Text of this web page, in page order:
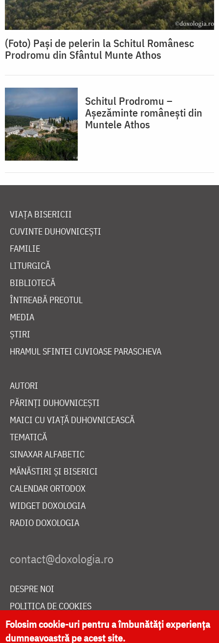
(Foto) Pași de pelerin la Schitul Românesc
Prodromu din Sfântul Munte Athos
Schitul Prodromu –
Așezăminte românești din
Muntele Athos
VIAȚA BISERICII
CUVINTE DUHOVNICEȘTI
FAMILIE
LITURGICĂ
BIBLIOTECĂ
ÎNTREABĂ PREOTUL
MEDIA
ȘTIRI
HRAMUL SFINTEI CUVIOASE PARASCHEVA
AUTORI
PĂRINȚI DUHOVNICEȘTI
MAICI CU VIAȚĂ DUHOVNICEASCĂ
TEMATICĂ
SINAXAR ALFABETIC
MĂNĂSTIRI ȘI BISERICI
CALENDAR ORTODOX
WIDGET DOXOLOGIA
RADIO DOXOLOGIA
DESPRE NOI
POLITICA DE COOKIES
DONEAZĂ ONLINE PENTRU CATEDRALA NAȚIONALĂ
Folosim cookie-uri pentru a îmbunătăți experiența
dumneavoastră pe acest site.